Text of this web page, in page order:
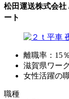
松田運送株式会
ート
離職率：15
滋賀県ワー
女性活躍の
職種